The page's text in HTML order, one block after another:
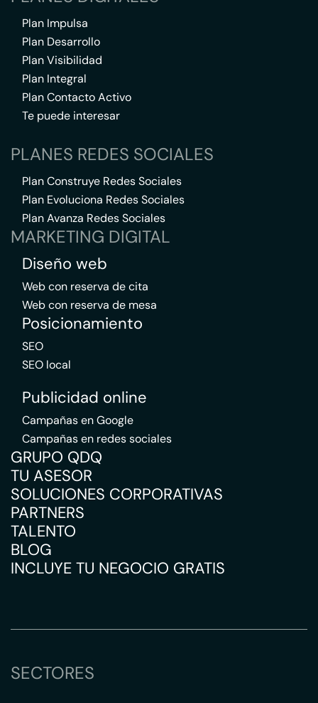
Plan Impulsa
Plan Desarrollo
Plan Visibilidad
Plan Integral
Plan Contacto Activo
Te puede interesar
PLANES REDES SOCIALES
Plan Construye Redes Sociales
Plan Evoluciona Redes Sociales
Plan Avanza Redes Sociales
MARKETING DIGITAL
Diseño web
Web con reserva de cita
Web con reserva de mesa
Posicionamiento
SEO
SEO local
Publicidad online
Campañas en Google
Campañas en redes sociales
GRUPO QDQ
TU ASESOR
SOLUCIONES CORPORATIVAS
PARTNERS
TALENTO
BLOG
INCLUYE TU NEGOCIO GRATIS
SECTORES